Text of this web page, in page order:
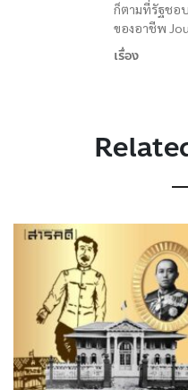
ก็ตามที่รัฐชอ
ของอาชีพ
เรื่อง